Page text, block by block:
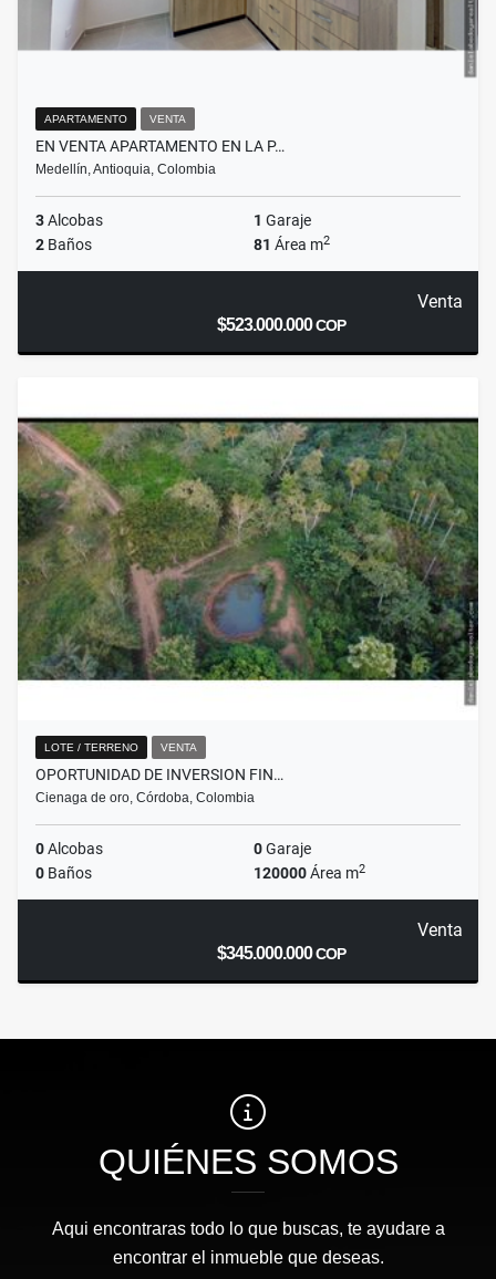
APARTAMENTO VENTA
EN VENTA APARTAMENTO EN LA P…
Medellín, Antioquia, Colombia
3Alcobas 1 Garaje
2 Baños 81 Área m2
Venta
$523.000.000COP
LOTE / TERRENO VENTA
OPORTUNIDAD DE INVERSION FIN…
Cienaga de oro, Córdoba, Colombia
0Alcobas 0Garaje
0 Baños 120000Área m2
Venta
$345.000.000COP
QUIÉNES SOMOS
Aqui encontraras todo lo que buscas, te ayudare a
encontrar el inmueble que deseas.